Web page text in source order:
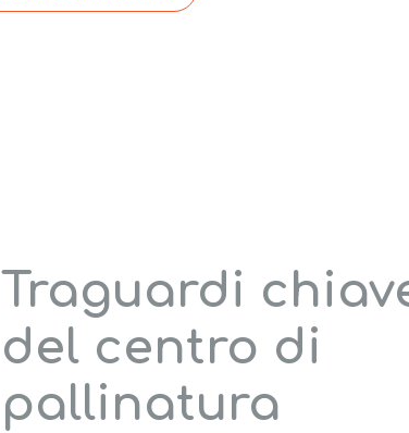
Traguardi
del centro di
pallinatura